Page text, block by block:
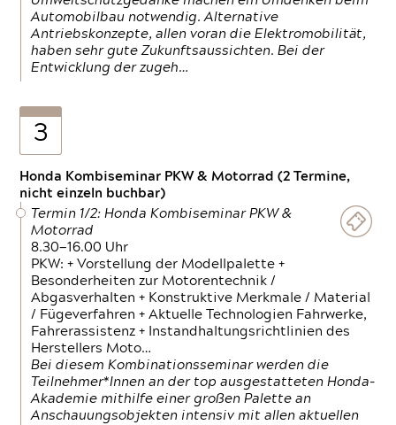
Automobilbau notwendig. Alternative
Antriebskonzepte, allen voran die Elektromobilität,
haben sehr gute Zukunftsaussichten. Bei der
Entwicklung der zugeh…
3
Honda Kombiseminar PKW & Motorrad (2 Termine,
nicht einzeln buchbar)
Termin 1/2: Honda Kombiseminar PKW &
Motorrad
8.30—16.00 Uhr
PKW: + Vorstellung der Modellpalette +
Besonderheiten zur Motorentechnik /
Abgasverhalten + Konstruktive Merkmale / Material
/ Fügeverfahren + Aktuelle Technologien Fahrwerke,
Fahrerassistenz + Instandhaltungsrichtlinien des
Herstellers Moto…
Bei diesem Kombinationsseminar werden die
Teilnehmer*Innen an der top ausgestatteten Honda-
Akademie mithilfe einer großen Palette an
Anschauungsobjekten intensiv mit allen aktuellen